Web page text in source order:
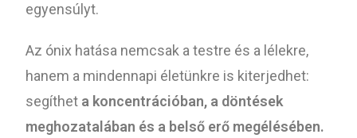
egyensúlyt.
Az ónix hatása nemcsak a testre és a lélekre,
hanem a mindennapi életünkre is kiterjedhet:
segíthet a koncentrációban, a döntések
meghozatalában és a belső erő megélésében.